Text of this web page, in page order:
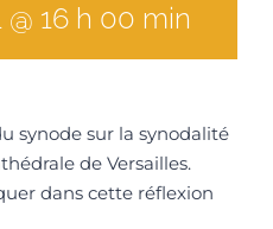
@ 16 h 00 min
synode sur la synodalité
de Versailles.
dans cette réflexion